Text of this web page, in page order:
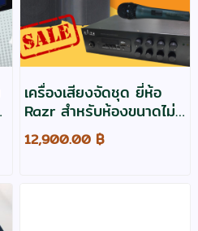
เครื่องเสียงจัดชุด ยี่ห้อ
Razr สำหรับห้องขนาดไม่
เกิน 30 ตารางเมตร
ประกัน 2 ปี
12,900.00 ฿